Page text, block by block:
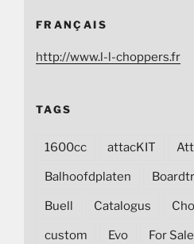
FRANÇAIS
http://www.l-l-choppers.fr
TAGS
1600cc attacKIT
Balhoofdplaten
Buell Catalogus
custom Evo For Sale